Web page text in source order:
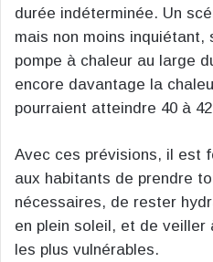
durée indéterminée. Un
mais non moins inquiétant,
pompe à chaleur au large
encore davantage la
pourraient atteindre 40 à
Avec ces prévisions, il est
aux habitants de prendre
nécessaires, de rester
en plein soleil, et de veiller
les plus vulnérables.